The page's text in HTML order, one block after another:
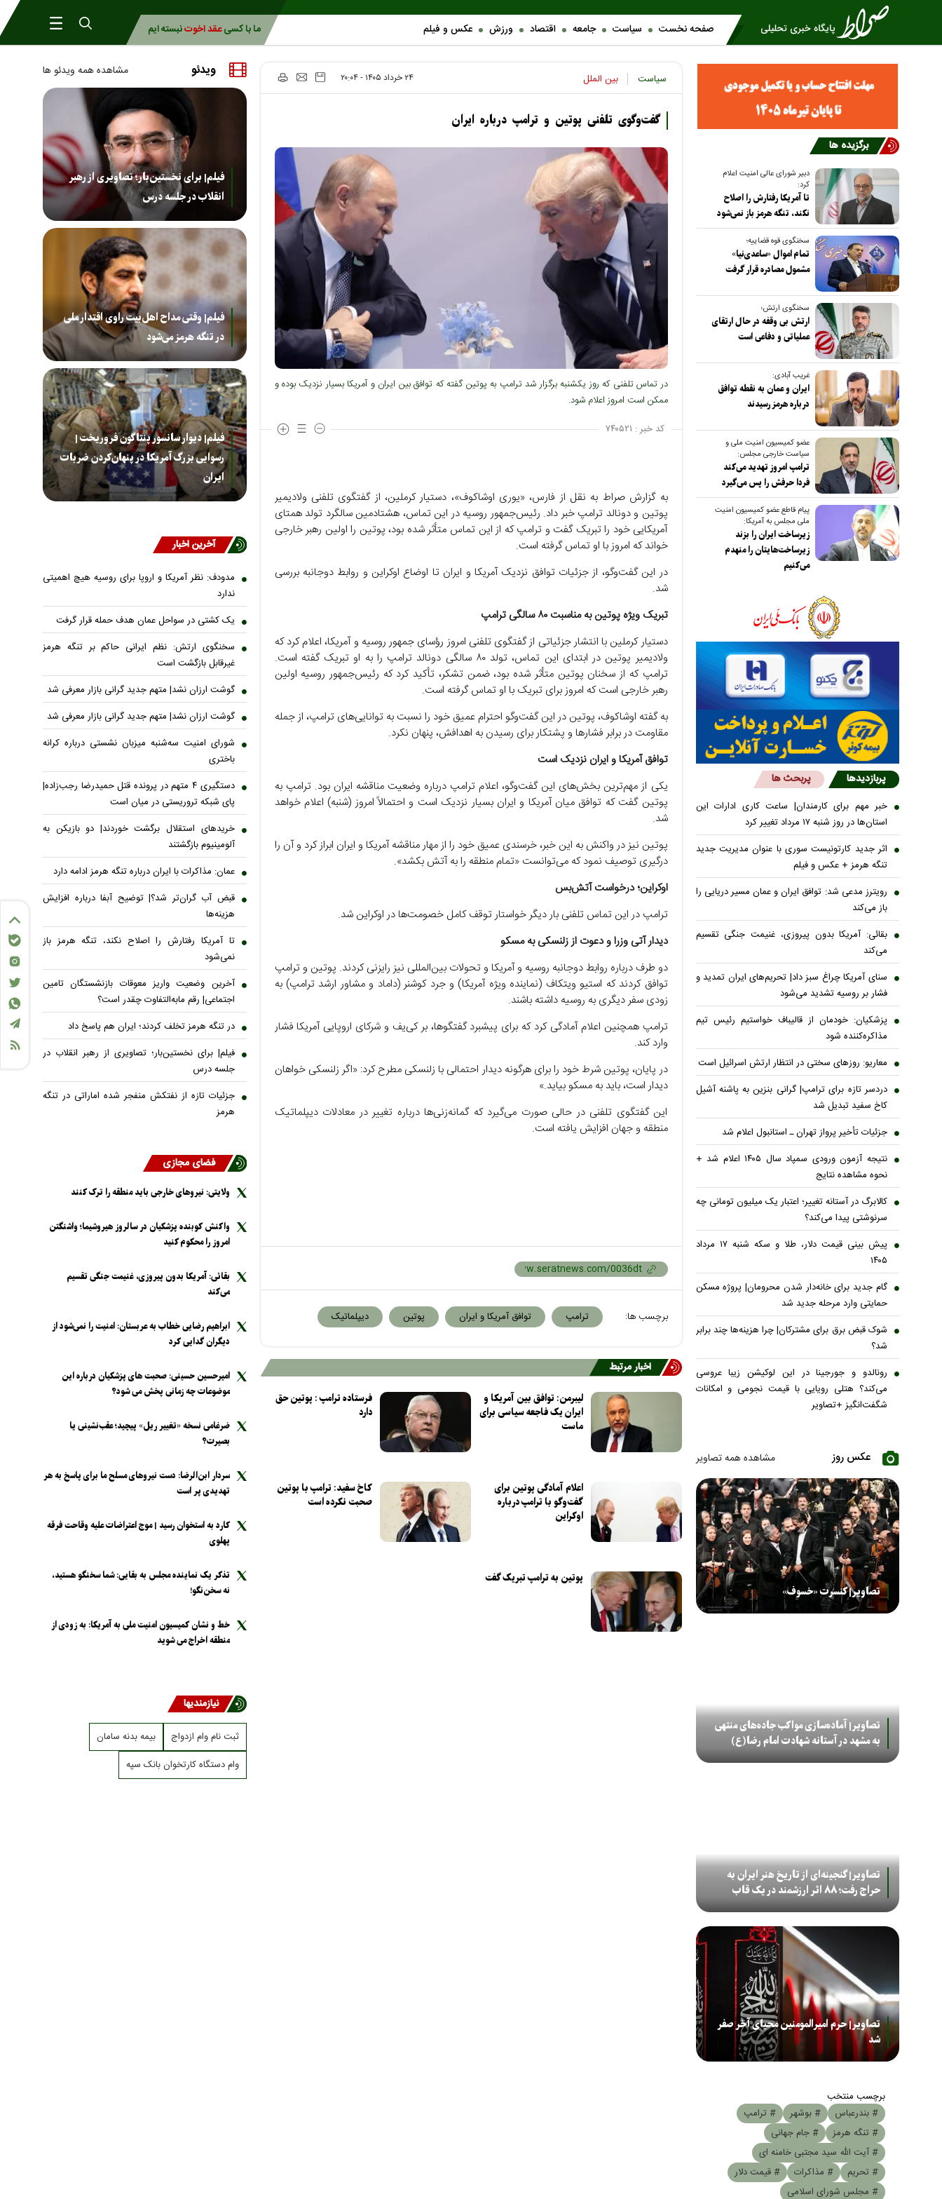
صفحه نخست سیاست جامعه اقتصاد ورزش عکس و فیلم ما با کسیعقد اخوتنبسته ایم
سیاست بین الملل ۲۴ خرداد ۱۴۰۵ - ۲۰:۰۴
گفت‌وگوی تلفنی پوتین و ترامپ درباره ایران
در تماس تلفنی که روز یکشنبه برگزار شد ترامپ به پوتین گفته که توافق بین ایران و آمریکا بسیار نزدیک بوده و
ممکن است امروز اعلام شود.
کد خبر : ۷۴۰۵۲۱
به گزارش صراط به نقل از فارس، «یوری اوشاکوف»، دستیار کرملین، از گفتگوی تلفنی ولادیمیر
پوتین و دونالد ترامپ خبر داد. رئیس‌جمهور روسیه در این تماس، هشتادمین سالگرد تولد همتای
آمریکایی خود را تبریک گفت و ترامپ که از این تماس متأثر شده بود، پوتین را اولین رهبر خارجی
خواند که امروز با او تماس گرفته است.
در این گفت‌و‌گو، از جزئیات توافق نزدیک آمریکا و ایران تا اوضاع اوکراین و روابط دوجانبه بررسی
شد.
تبریک ویژه پوتین به مناسبت ۸۰ سالگی ترامپ
دستیار کرملین با انتشار جزئیاتی از گفتگوی تلفنی امروز رؤسای جمهور روسیه و آمریکا، اعلام کرد که
ولادیمیر پوتین در ابتدای این تماس، تولد ۸۰ سالگی دونالد ترامپ را به او تبریک گفته است.
ترامپ که از سخنان پوتین متأثر شده بود، ضمن تشکر، تأکید کرد که رئیس‌جمهور روسیه اولین
رهبر خارجی است که امروز برای تبریک با او تماس گرفته است.
به گفته اوشاکوف، پوتین در این گفت‌و‌گو احترام عمیق خود را نسبت به توانایی‌های ترامپ، از جمله
مقاومت در برابر فشار‌ها و پشتکار برای رسیدن به اهدافش، پنهان نکرد.
توافق آمریکا و ایران نزدیک است
یکی از مهم‌ترین بخش‌های این گفت‌و‌گو، اعلام ترامپ درباره وضعیت مناقشه ایران بود. ترامپ به
پوتین گفت که توافق میان آمریکا و ایران بسیار نزدیک است و احتمالاً امروز (شنبه) اعلام خواهد
شد.
پوتین نیز در واکنش به این خبر، خرسندی عمیق خود را از مهار مناقشه آمریکا و ایران ابراز کرد و آن را
درگیری توصیف نمود که می‌توانست «تمام منطقه را به آتش بکشد».
اوکراین؛ درخواست آتش‌بس
ترامپ در این تماس تلفنی بار دیگر خواستار توقف کامل خصومت‌ها در اوکراین شد.
دیدار آتی وزرا و دعوت از زلنسکی به مسکو
دو طرف درباره روابط دوجانبه روسیه و آمریکا و تحولات بین‌المللی نیز رایزنی کردند. پوتین و ترامپ
توافق کردند که استیو ویتکاف (نماینده ویژه آمریکا) و جرد کوشنر (داماد و مشاور ارشد ترامپ) به
زودی سفر دیگری به روسیه داشته باشند.
ترامپ همچنین اعلام آمادگی کرد که برای پیشبرد گفتگوها، بر کی‌یف و شرکای اروپایی آمریکا فشار
وارد کند.
در پایان، پوتین شرط خود را برای هرگونه دیدار احتمالی با زلنسکی مطرح کرد: «اگر زلنسکی خواهان
دیدار است، باید به مسکو بیاید.»
این گفتگوی تلفنی در حالی صورت می‌گیرد که گمانه‌زنی‌ها درباره تغییر در معادلات دیپلماتیک
منطقه و جهان افزایش یافته است.
برچسب ها: ترامپ توافق آمریکا و ایران پوتین دیپلماتیک
اخبار مرتبط
لیبرمن: توافق بین آمریکا و
ایران یک فاجعه سیاسی برای
ماست
فرستاده ترامپ : پوتین حق
دارد
اعلام آمادگی پوتین برای
گفت‌وگو با ترامپ درباره
اوکراین
کاخ سفید: ترامپ با پوتین
صحبت نکرده است
پوتین به ترامپ تبریک گفت
برگزیده ها
دبیر شورای عالی امنیت اعلام
کرد:
تا آمریکا رفتارش را اصلاح
نکند، تنگه هرمز باز نمی‌شود
سخنگوی قوه قضاییه؛
تمام اموال «ساعدی‌نیا»
مشمول مصادره قرار گرفت
سخنگوی ارتش؛
ارتش بی وقفه در حال ارتقای
عملیاتی و دفاعی است
غریب آبادی:
ایران و عمان به نقطه توافق
درباره هرمز رسیدند
عضو کمیسیون امنیت ملی و
سیاست خارجی مجلس:
ترامپ امروز تهدید می‌کند
فردا حرفش را پس می‌گیرد
پیام قاطع عضو کمیسیون امنیت
ملی مجلس به آمریکا:
زیرساخت ایران را بزند
زیرساخت‌هایتان را منهدم
می‌کنیم
پربازدیدها پربحث ها
خبر مهم برای کارمندان| ساعت کاری ادارات این
استان‌ها در روز شنبه ۱۷ مرداد تغییر کرد
اثر جدید کارتونیست سوری با عنوان مدیریت جدید
تنگه هرمز + عکس و فیلم
رویترز مدعی شد: توافق ایران و عمان مسیر دریایی را
باز می‌کند
بقائی: آمریکا بدون پیروزی، غنیمت جنگی تقسیم
می‌کند
سنای آمریکا چراغ سبز داد| تحریم‌های ایران تمدید و
فشار بر روسیه تشدید می‌شود
پزشکیان: خودمان از قالیباف خواستیم رئیس تیم
مذاکره‌کننده شود
معاریو: روزهای سختی در انتظار ارتش اسرائیل است
دردسر تازه برای ترامپ| گرانی بنزین به پاشنه آشیل
کاخ سفید تبدیل شد
جزئیات تأخیر پرواز تهران ـ استانبول اعلام شد
نتیجه آزمون ورودی سمپاد سال ۱۴۰۵ اعلام شد +
نحوه مشاهده نتایج
کالابرگ در آستانه تغییر؛ اعتبار یک میلیون تومانی چه
سرنوشتی پیدا می‌کند؟
پیش بینی قیمت دلار، طلا و سکه شنبه ۱۷ مرداد
۱۴۰۵
گام جدید برای خانه‌دار شدن محرومان| پروژه مسکن
حمایتی وارد مرحله جدید شد
شوک قبض برق برای مشترکان| چرا هزینه‌ها چند برابر
شد؟
رونالدو و جورجینا در این لوکیشن زیبا عروسی
می‌کند؟ هتلی رویایی با قیمت نجومی و امکانات
شگفت‌انگیز +تصاویر
عکس روز مشاهده همه تصاویر
تصاویر| کنسرت «خسوف»
تصاویر| آماده‌سازی مواکب جاده‌های منتهی
به مشهد در آستانه شهادت امام رضا(ع)
تصاویر| گنجینه‌ای از تاریخ هنر ایران به
حراج رفت؛ ۸۸ اثر ارزشمند در یک قاب
تصاویر| حرم امیرالمومنین محیای آخر صفر
شد
برچسب منتخب
# بندرعباس
# بوشهر
# ترامپ
# تنگه هرمز
# جام جهانی
# آیت الله سید مجتبی خامنه ای
# تحریم
# مذاکرات
# قیمت دلار
# مجلس شورای اسلامی
ویدئو مشاهده همه ویدئو ها
فیلم| برای نخستین‌بار؛ تصاویری از رهبر
انقلاب در جلسه درس
فیلم| وقتی مداح اهل‌بیت راوی اقتدار ملی
در تنگه هرمز می‌شود
فیلم| دیوار سانسور پنتاگون فروریخت |
رسوایی بزرگ آمریکا در پنهان‌کردن ضربات
ایران
آخرین اخبار
مدودف: نظر آمریکا و اروپا برای روسیه هیچ اهمیتی
ندارد
یک کشتی در سواحل عمان هدف حمله قرار گرفت
سخنگوی ارتش: نظم ایرانی حاکم بر تنگه هرمز
غیرقابل بازگشت است
گوشت ارزان نشد| متهم جدید گرانی بازار معرفی شد
گوشت ارزان نشد| متهم جدید گرانی بازار معرفی شد
شورای امنیت سه‌شنبه میزبان نشستی درباره کرانه
باختری
دستگیری ۴ متهم در پرونده قتل حمیدرضا رجب‌زاده|
پای شبکه تروریستی در میان است
خریدهای استقلال برگشت خوردند| دو بازیکن به
آلومینیوم بازگشتند
عمان: مذاکرات با ایران درباره تنگه هرمز ادامه دارد
قبض آب گران‌تر شد؟| توضیح آبفا درباره افزایش
هزینه‌ها
تا آمریکا رفتارش را اصلاح نکند، تنگه هرمز باز
نمی‌شود
آخرین وضعیت واریز معوقات بازنشستگان تامین
اجتماعی| رقم مابه‌التفاوت چقدر است؟
در تنگه هرمز تخلف کردند؛ ایران هم پاسخ داد
فیلم| برای نخستین‌بار؛ تصاویری از رهبر انقلاب در
جلسه درس
جزئیات تازه از نفتکش منفجر شده اماراتی در تنگه
هرمز
فضای مجازی
ولایتی: نیرو‌های خارجی باید منطقه را ترک کنند
واکنش کوبنده پزشکیان در سالروز هیروشیما؛ واشنگتن
امروز را محکوم کنید
بقائی: آمریکا بدون پیروزی، غنیمت جنگی تقسیم
می‌کند
ابراهیم رضایی خطاب به عربستان: امنیت را نمی‌شود از
دیگران گدایی کرد
امیرحسین حسینی: صحبت های پزشکیان درباره این
موضوعات چه زمانی پخش می شود؟
ضرغامی نسخه «تغییر ریل» پیچید؛ عقب‌نشینی یا
بصیرت؟
سردار ابن‌الرضا: دست نیرو‌های مسلح ما برای پاسخ به هر
تهدیدی پر است
کارد به استخوان رسید | موج اعتراضات علیه وقاحت فرقه
پهلوی
تذکر یک نماینده مجلس به بقایی: شما سخنگو هستید،
نه سخن‌نگو!
خط و نشان کمیسیون امنیت ملی به آمریکا: به زودی از
منطقه اخراج می شوید
نیازمندیها
ثبت نام وام ازدواج
بیمه بدنه سامان
وام دستگاه کارتخوان بانک سپه